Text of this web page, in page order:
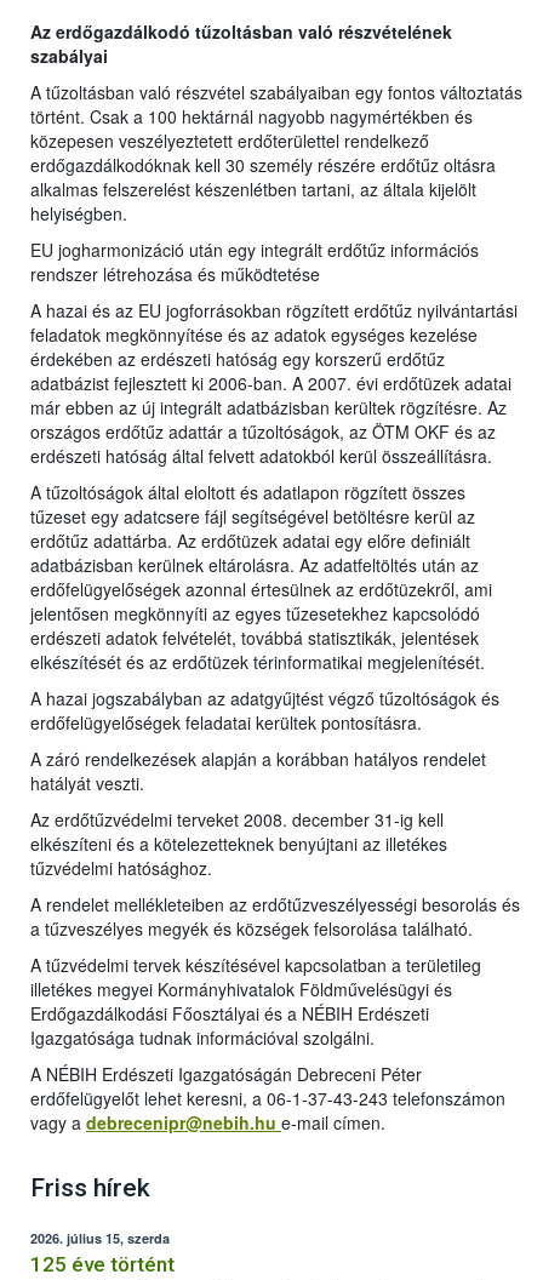
Az erdőgazdálkodó tűzoltásban való részvételének
szabályai
A tűzoltásban való részvétel szabályaiban egy fontos változtatás
történt. Csak a 100 hektárnál nagyobb nagymértékben és
közepesen veszélyeztetett erdőterülettel rendelkező
erdőgazdálkodóknak kell 30 személy részére erdőtűz oltásra
alkalmas felszerelést készenlétben tartani, az általa kijelölt
helyiségben.
EU jogharmonizáció után egy integrált erdőtűz információs
rendszer létrehozása és működtetése
A hazai és az EU jogforrásokban rögzített erdőtűz nyilvántartási
feladatok megkönnyítése és az adatok egységes kezelése
érdekében az erdészeti hatóság egy korszerű erdőtűz
adatbázist fejlesztett ki 2006-ban. A 2007. évi erdőtüzek adatai
már ebben az új integrált adatbázisban kerültek rögzítésre. Az
országos erdőtűz adattár a tűzoltóságok, az ÖTM OKF és az
erdészeti hatóság által felvett adatokból kerül összeállításra.
A tűzoltóságok által eloltott és adatlapon rögzített összes
tűzeset egy adatcsere fájl segítségével betöltésre kerül az
erdőtűz adattárba. Az erdőtüzek adatai egy előre definiált
adatbázisban kerülnek eltárolásra. Az adatfeltöltés után az
erdőfelügyelőségek azonnal értesülnek az erdőtüzekről, ami
jelentősen megkönnyíti az egyes tűzesetekhez kapcsolódó
erdészeti adatok felvételét, továbbá statisztikák, jelentések
elkészítését és az erdőtüzek térinformatikai megjelenítését.
A hazai jogszabályban az adatgyűjtést végző tűzoltóságok és
erdőfelügyelőségek feladatai kerültek pontosításra.
A záró rendelkezések alapján a korábban hatályos rendelet
hatályát veszti.
Az erdőtűzvédelmi terveket 2008. december 31-ig kell
elkészíteni és a kötelezetteknek benyújtani az illetékes
tűzvédelmi hatósághoz.
A rendelet mellékleteiben az erdőtűzveszélyességi besorolás és
a tűzveszélyes megyék és községek felsorolása található.
A tűzvédelmi tervek készítésével kapcsolatban a területileg
illetékes megyei Kormányhivatalok Földművelésügyi és
Erdőgazdálkodási Főosztályai és a NÉBIH Erdészeti
Igazgatósága tudnak információval szolgálni.
A NÉBIH Erdészeti Igazgatóságán Debreceni Péter
erdőfelügyelőt lehet keresni, a 06-1-37-43-243 telefonszámon
vagy a debrecenipr@nebih.hu e-mail címen.
Friss hírek
2026. július 15, szerda
125 éve történt